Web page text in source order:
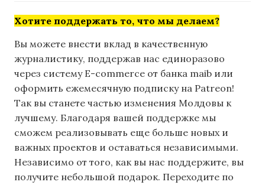
Хотите поддержать то, что мы делаем?
Вы можете внести вклад в качественную
журналистику, поддержав нас единоразово
через систему E-commerce от банка maib или
оформить ежемесячную подписку на Patreon!
Так вы станете частью изменения Молдовы к
лучшему. Благодаря вашей поддержке мы
сможем реализовывать еще больше новых и
важных проектов и оставаться независимыми.
Независимо от того, как вы нас поддержите, вы
получите небольшой подарок. Переходите по